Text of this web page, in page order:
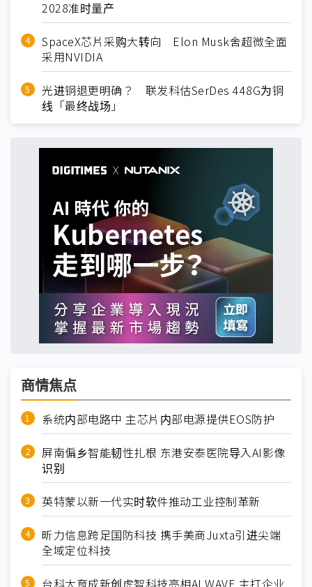
2028准时量产
SpaceX芯片采购大转向 Elon Musk舍超微全面
采用NVIDIA
光进铜退更明确？ 联发科估SerDes 448G为铜
线「最终战场」
商情焦点
系统内部电路中 主芯片内部电源提供EOS防护
屏南偏乡智能韧性扎根 东港安泰医院导入AI影像
识别
英特蒙以新一代实时软件推动工业控制革新
昕力信息跨足国防科技 携手美商Juxta引进尖端
全域定位科技